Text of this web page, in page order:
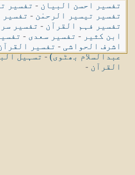
تفسیر احسن البیان - تفسیر
تفسیر تیسیر الرحمٰن -
تفسیر فہم القرآن - تفسیر
ابن کثیر - تفسیر سعدی -
اشرف الحواشی - تفسیر
عبدالسلام بھٹوی)-تسہیل
القرآن -